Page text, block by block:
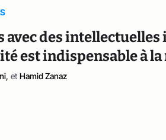
avec des
est indispensable à
et Hamid Zanaz